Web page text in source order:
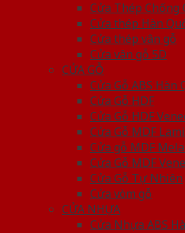
Cửa Thép Chống
Cửa thép Hàn
Cửa thép vân gỗ
Cửa vân gỗ 5D
CỬA GỖ
Cửa Gỗ ABS Hàn
Cửa Gỗ HDF
Cửa Gỗ HDF
Cửa Gỗ MDF
Cửa gỗ MDF
Cửa Gỗ MDF
Cửa Gỗ Tự Nhiên
Cửa vòm gỗ
CỬA NHỰA
Cửa Nhựa ABS